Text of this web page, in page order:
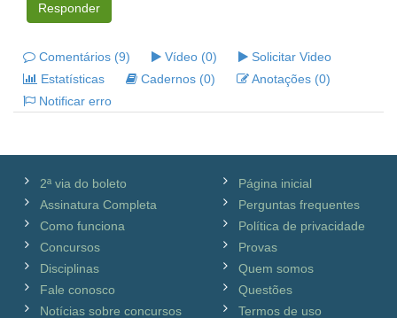
Responder
Comentários (9) Vídeo (0)
Solicitar Video
Estatísticas
Cadernos (0)
Anotações (0)
Notificar erro
2ª via do boleto
Assinatura Completa
Como funciona
Concursos
Disciplinas
Fale conosco
Notícias sobre concursos
Página inicial
Perguntas frequentes
Política de privacidade
Provas
Quem somos
Questões
Termos de uso